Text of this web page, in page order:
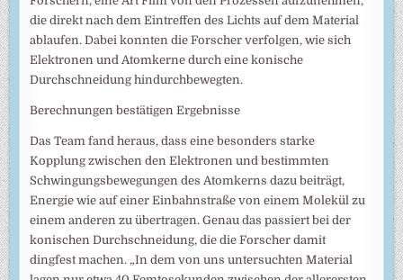
die direkt nach dem Eintreffen des Lichts auf dem Material
ablaufen. Dabei konnten die Forscher verfolgen, wie sich
Elektronen und Atomkerne durch eine konische
Durchschneidung hindurchbewegten.
Berechnungen bestätigen Ergebnisse
Das Team fand heraus, dass eine besonders starke
Kopplung zwischen den Elektronen und bestimmten
Schwingungsbewegungen des Atomkerns dazu beiträgt,
Energie wie auf einer Einbahnstraße von einem Molekül zu
einem anderen zu übertragen. Genau das passiert bei der
konischen Durchschneidung, die die Forscher damit
dingfest machen. „In dem von uns untersuchten Material